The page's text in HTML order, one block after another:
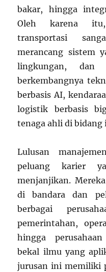
bakar, hingga
Oleh karena
transportasi
merancang sistem
lingkungan, dan
berkembangnya
berbasis AI,
logistik berbasis
tenaga ahli di
Lulusan
peluang karier
menjanjikan.
di bandara dan
berbagai
pemerintahan,
hingga
bekal ilmu yang
jurusan ini memiliki